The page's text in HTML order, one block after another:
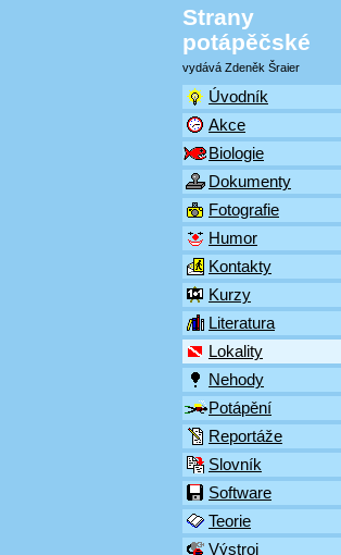
Strany
potápěčské
vydává Zdeněk Šraier
Úvodník
Akce
Biologie
Dokumenty
Fotografie
Humor
Kontakty
Kurzy
Literatura
Lokality
Nehody
Potápění
Reportáže
Slovník
Software
Teorie
Výstroj